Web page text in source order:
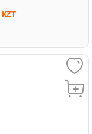
KZT